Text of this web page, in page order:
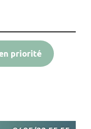
priorité